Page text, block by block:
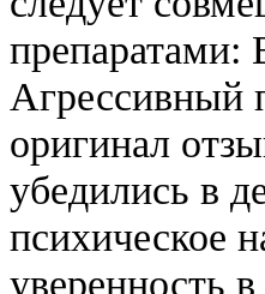
препаратами:
Агрессивный
оригинал
убедились в
психическое
уверенность